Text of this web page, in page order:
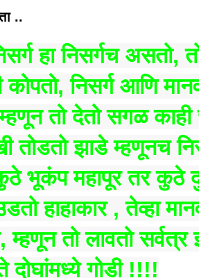
..
हा निसर्गच असतो,
निसर्ग आणि
तो देतो सगळ काही
तोडतो झाडे म्हणूनच
भूकंप महापूर तर कुठे
हाहाकार , तेव्हा
म्हणून तो लावतो
दोघांमध्ये गोडी !!!!